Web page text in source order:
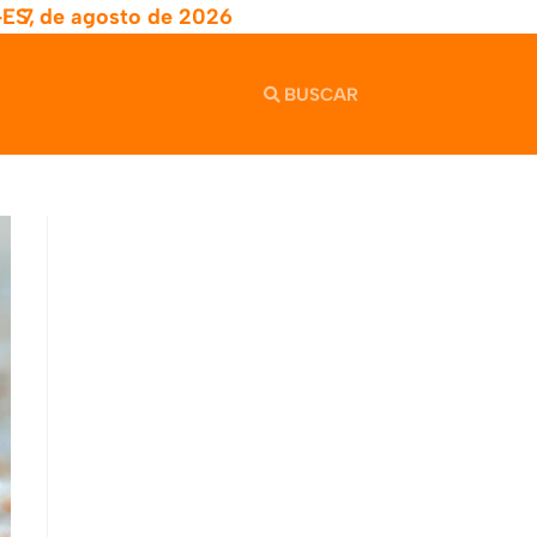
7 de agosto de 2026